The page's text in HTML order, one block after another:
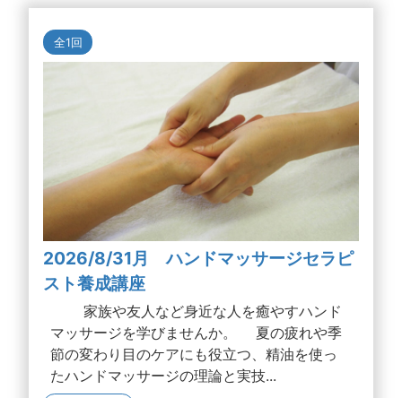
全1回
2026/8/31月 ハンドマッサージセラピ
スト養成講座
家族や友人など身近な人を癒やすハンド
マッサージを学びませんか。 夏の疲れや季
節の変わり目のケアにも役立つ、精油を使っ
たハンドマッサージの理論と実技...